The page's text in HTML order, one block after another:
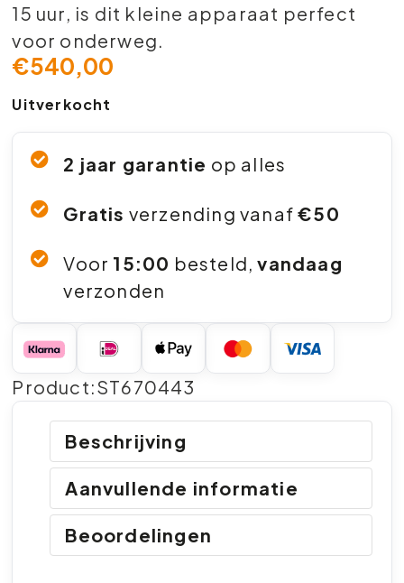
15 uur, is dit kleine apparaat perfect
voor onderweg.
€540,00
Uitverkocht
2 jaar garantie op alles
Gratis verzending vanaf€50
Voor 15:00 besteld,vandaag
verzonden
Product:ST670443
Beschrijving
Aanvullende informatie
Beoordelingen